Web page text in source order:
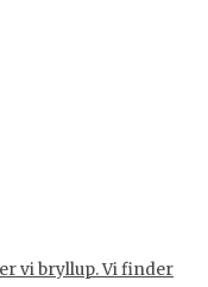
vi bryllup. Vi finder